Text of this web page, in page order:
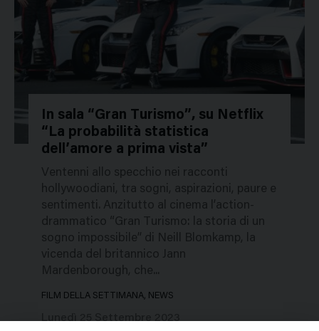
In sala “Gran Turismo”, su Netflix
“La probabilità statistica
dell’amore a prima vista”
Ventenni allo specchio nei racconti
hollywoodiani, tra sogni, aspirazioni, paure e
sentimenti. Anzitutto al cinema l’action-
drammatico “Gran Turismo: la storia di un
sogno impossibile” di Neill Blomkamp, la
vicenda del britannico Jann
Mardenborough, che...
FILM DELLA SETTIMANA, NEWS